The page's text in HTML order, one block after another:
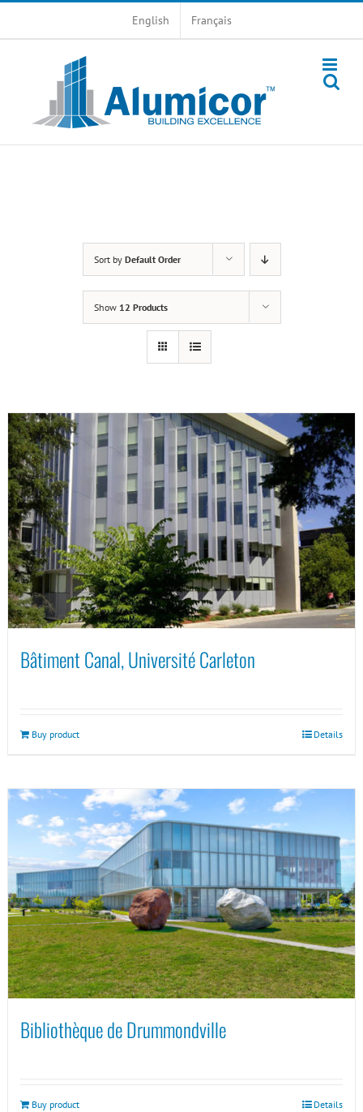
English Français
Sort by Default Order
Show 12 Products
Bâtiment Canal, Université Carleton
Buy product Details
Bibliothèque de Drummondville
Buy product Details